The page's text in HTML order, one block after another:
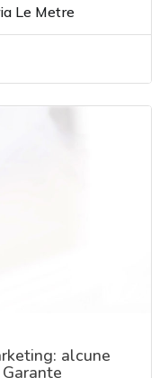
Le Metre
alcune